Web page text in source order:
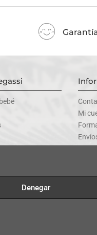
Denegar
Mi
de los sorteos|Blog |